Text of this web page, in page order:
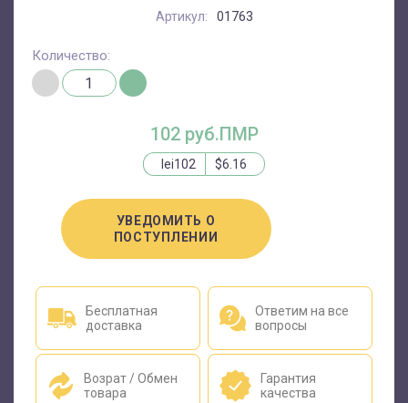
Артикул: 01763
102 руб.ПМР
lei102 $6.16
УВЕДОМИТЬ О
ПОСТУПЛЕНИИ
Количество:
Бесплатная
доставка
Ответим на все
вопросы
Возрат / Обмен
товара
Гарантия
качества